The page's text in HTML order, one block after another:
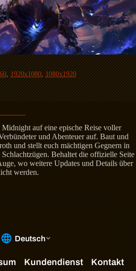
,1920x1080,1080x1920
auf eine epische Reise voller
und Abenteuer auf. Baut und
und stellt euch mächtigen Gegnern in
Behaltet die offizielle Seite
wo weitere Updates und Details über
werden.